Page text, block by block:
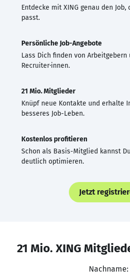
Entdecke mit XING genau den
passt.
Persönliche Job-Angebote
Lass Dich finden von Arbeitgebern
Recruiter·innen.
21 Mio. Mitglieder
Knüpf neue Kontakte und erhalte
besseres Job-Leben.
Kostenlos profitieren
Schon als Basis-Mitglied kannst
deutlich optimieren.
Jetzt
21 Mio. XING
Nachname: